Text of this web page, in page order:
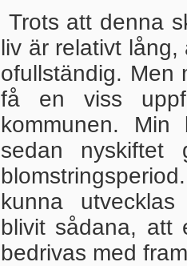
Trots att denna
liv är relativt
ofullständig. Men
få en viss
kommunen. Min
sedan nyskiftet
kunna
blivit sådana, att
bedrivas med